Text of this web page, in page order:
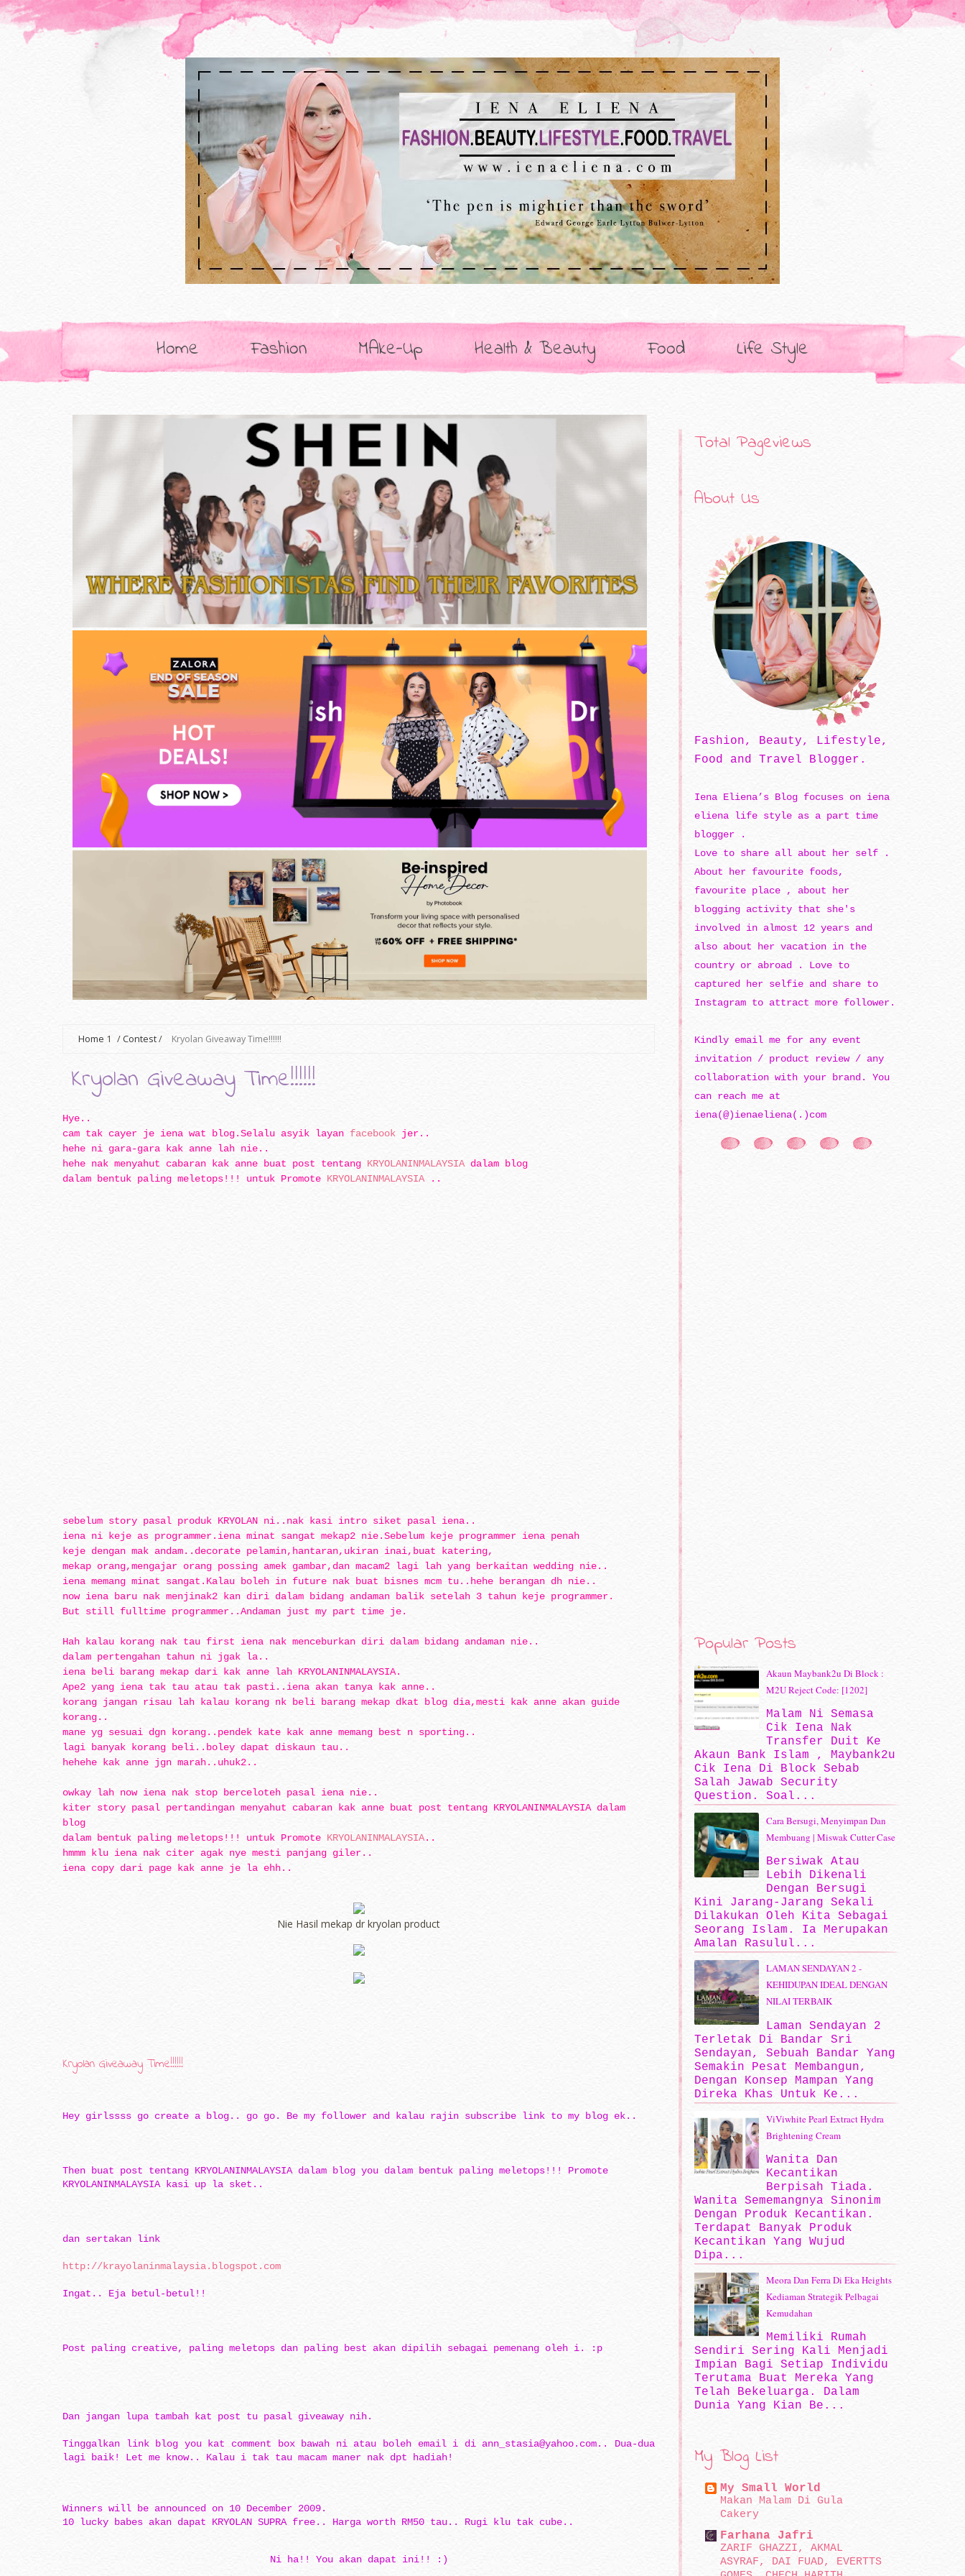
Home Fashion MAke-Up Health & Beauty Food Life Style
Home 1 / Contest/ Kryolan Giveaway Time!!!!!!
Kryolan Giveaway Time!!!!!!
Hye..
cam tak cayer je iena wat blog.Selalu asyik layan facebook jer..
hehe ni gara-gara kak anne lah nie..
hehe nak menyahut cabaran kak anne buat post tentang KRYOLANINMALAYSIAdalam blog
dalam bentuk paling meletops!!! untuk Promote KRYOLANINMALAYSIA..
sebelum story pasal produk KRYOLAN ni..nak kasi intro siket pasal iena..
iena ni keje as programmer.iena minat sangat mekap2 nie.Sebelum keje programmer iena penah
keje dengan mak andam..decorate pelamin,hantaran,ukiran inai,buat katering,
mekap orang,mengajar orang possing amek gambar,dan macam2 lagi lah yang berkaitan wedding nie..
iena memang minat sangat.Kalau boleh in future nak buat bisnes mcm tu..hehe berangan dh nie..
now iena baru nak menjinak2 kan diri dalam bidang andaman balik setelah 3 tahun keje programmer.
But still fulltime programmer..Andaman just my part time je.
Hah kalau korang nak tau first iena nak menceburkan diri dalam bidang andaman nie..
dalam pertengahan tahun ni jgak la..
iena beli barang mekap dari kak anne lah KRYOLANINMALAYSIA.
Ape2 yang iena tak tau atau tak pasti..iena akan tanya kak anne..
korang jangan risau lah kalau korang nk beli barang mekap dkat blog dia,mesti kak anne akan guide
korang..
mane yg sesuai dgn korang..pendek kate kak anne memang best n sporting..
lagi banyak korang beli..boley dapat diskaun tau..
hehehe kak anne jgn marah..uhuk2..
owkay lah now iena nak stop berceloteh pasal iena nie..
kiter story pasal pertandingan menyahut cabaran kak anne buat post tentang KRYOLANINMALAYSIA dalam
blog
dalam bentuk paling meletops!!! untuk Promote KRYOLANINMALAYSIA..
hmmm klu iena nak citer agak nye mesti panjang giler..
iena copy dari page kak anne je la ehh..
Nie Hasil mekap dr kryolan product
Kryolan Giveaway Time!!!!!!
Hey girlssss go create a blog.. go go. Be my follower and kalau rajin subscribe link to my blog ek..
Then buat post tentang KRYOLANINMALAYSIA dalam blog you dalam bentuk paling meletops!!! Promote
KRYOLANINMALAYSIA kasi up la sket..
dan sertakan link
http://krayolaninmalaysia.blogspot.com
Ingat.. Eja betul-betul!!
Post paling creative, paling meletops dan paling best akan dipilih sebagai pemenang oleh i. :p
Dan jangan lupa tambah kat post tu pasal giveaway nih.
Tinggalkan link blog you kat comment box bawah ni atau boleh email i di ann_stasia@yahoo.com.. Dua-dua
lagi baik! Let me know.. Kalau i tak tau macam maner nak dpt hadiah!
Winners will be announced on 10 December 2009.
10 lucky babes akan dapat KRYOLAN SUPRA free.. Harga worth RM50 tau.. Rugi klu tak cube..
Ni ha!! You akan dapat ini!! :)
Total Pageviews
About Us
Fashion, Beauty, Lifestyle,
Food and Travel Blogger.
Iena Eliena’s Blog focuses on iena
eliena life style as a part time
blogger .
Love to share all about her self .
About her favourite foods,
favourite place , about her
blogging activity that she's
involved in almost 12 years and
also about her vacation in the
country or abroad . Love to
captured her selfie and share to
Instagram to attract more follower.
Kindly email me for any event
invitation / product review / any
collaboration with your brand. You
can reach me at
iena(@)ienaeliena(.)com
Popular Posts
Akaun Maybank2u Di Block :
M2U Reject Code: [1202]
Malam Ni Semasa
Cik Iena Nak
Transfer Duit Ke
Akaun Bank Islam , Maybank2u
Cik Iena Di Block Sebab
Salah Jawab Security
Question. Soal...
Cara Bersugi, Menyimpan Dan
Membuang | Miswak Cutter Case
Bersiwak Atau
Lebih Dikenali
Dengan Bersugi
Kini Jarang-Jarang Sekali
Dilakukan Oleh Kita Sebagai
Seorang Islam. Ia Merupakan
Amalan Rasulul...
LAMAN SENDAYAN 2 -
KEHIDUPAN IDEAL DENGAN
NILAI TERBAIK
Laman Sendayan 2
Terletak Di Bandar Sri
Sendayan, Sebuah Bandar Yang
Semakin Pesat Membangun,
Dengan Konsep Mampan Yang
Direka Khas Untuk Ke...
ViViwhite Pearl Extract Hydra
Brightening Cream
Wanita Dan
Kecantikan
Berpisah Tiada.
Wanita Sememangnya Sinonim
Dengan Produk Kecantikan.
Terdapat Banyak Produk
Kecantikan Yang Wujud
Dipa...
Meora Dan Ferra Di Eka Heights
Kediaman Strategik Pelbagai
Kemudahan
Memiliki Rumah
Sendiri Sering Kali Menjadi
Impian Bagi Setiap Individu
Terutama Buat Mereka Yang
Telah Bekeluarga. Dalam‍
Dunia Yang Kian Be...
My Blog List
My Small World
Makan Malam Di Gula
Cakery
Farhana Jafri
ZARIF GHAZZI, AKMAL
ASYRAF, DAI FUAD, EVERTTS